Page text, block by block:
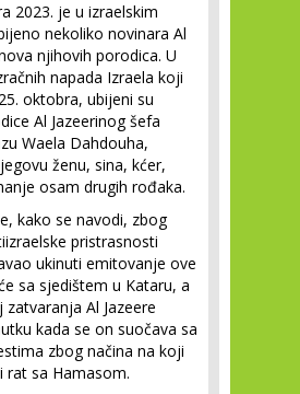
2023. je u izraelskim
nekoliko novinara Al
njihovih porodica. U
napada Izraela koji
oktobra, ubijeni su
Al Jazeerinog šefa
Waela Dahdouha,
ženu, sina, kćer,
osam drugih rođaka.
kako se navodi, zbog
pristrasnosti
ukinuti emitovanje ove
sa sjedištem u Kataru, a
Al Jazeere
kada se on suočava sa
zbog načina na koji
rat sa Hamasom.